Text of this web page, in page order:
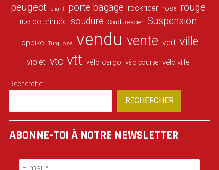
peugeot pliant porte bagage rockrider rose rouge
rue de crimée soudure Soudure acier Suspension
Topbike Turquoise vendu vente vert ville
violet vtc vtt vélo cargo vélo course vélo ville
Rechercher
RECHERCHER
ABONNE-TOI À NOTRE NEWSLETTER